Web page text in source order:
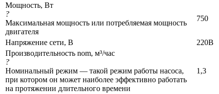
Мощность, Вт
?
Максимальная мощность или потребляемая мощность
двигателя
750
Напряжение сети, В
220В
Производительность nom, м³/час
?
Номинальный режим — такой режим работы насоса,
при котором он может наиболее эффективно работать
на протяжении длительного времени
1,3